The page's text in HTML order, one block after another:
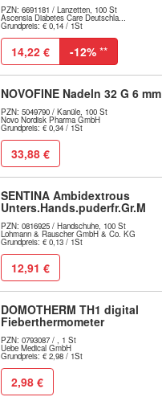
PZN: 6691181 / Lanzetten, 100 St
Ascensia Diabetes Care Deutschla...
Grundpreis: € 0,14 / 1St
14,22 € -12% **
NOVOFINE Nadeln 32 G 6 mm
PZN: 5049790 / Kanüle, 100 St
Novo Nordisk Pharma GmbH
Grundpreis: € 0,34 / 1St
33,88 €
SENTINA Ambidextrous
Unters.Hands.puderfr.Gr.M
PZN: 0816925 / Handschuhe, 100 St
Lohmann & Rauscher GmbH & Co. KG
Grundpreis: € 0,13 / 1St
12,91 €
DOMOTHERM TH1 digital
Fieberthermometer
PZN: 0793087 / , 1 St
Uebe Medical GmbH
Grundpreis: € 2,98 / 1St
2,98 €